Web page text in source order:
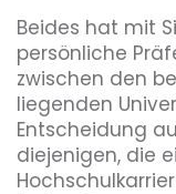
Beides hat mit
persönliche
zwischen den
liegenden
Entscheidung
diejenigen, die